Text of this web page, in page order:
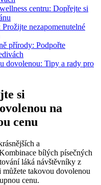
centru: Dopřejte⁣ si
nezapomenutelné
přírody: Podpořte
​dovolenou: Tipy a rady pro
⁣si
na
cenu
a
bílých písečných
láká návštěvníky z
můžete takovou dovolenou
cenu.